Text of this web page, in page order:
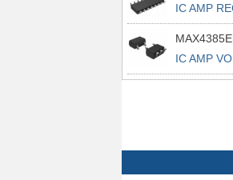
IC AMP
IC AMP
SOT23-5